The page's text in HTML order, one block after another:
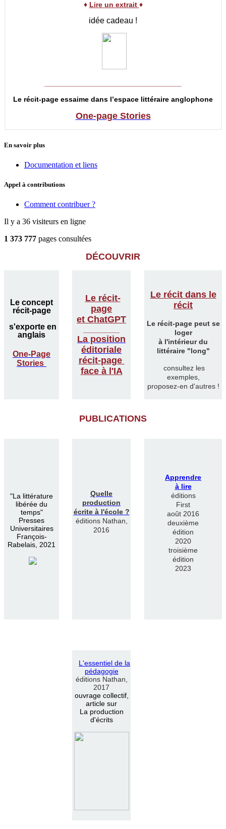
♦ Lire un extrait ♦
idée cadeau !
Le récit-page essaime dans l’espace littéraire anglophone
One-page Stories
En savoir plus
Documentation et liens
Appel à contributions
Comment contribuer ?
Il y a 36 visiteurs en ligne
1 373 777 pages consultées
DÉCOUVRIR
Le concept
récit-page
s'exporte en
anglais
One-Page
Stories
Le récit-
page
et ChatGPT
La position
éditoriale
récit-page
face à l'IA
Le récit dans le
récit
Le récit-page peut se
loger
à l'intérieur du
littéraire "long"
consultez les
exemples,
proposez-en d'autres !
PUBLICATIONS
"La littérature
libérée du
temps"
Presses
Universitaires
François-
Rabelais, 2021
Quelle
production
écrite à l'école ?
éditions Nathan,
2016
Apprendre
à lire
éditions
First
août 2016
deuxième
édition
2020
troisième
édition
2023
L'essentiel de la
pédagogie
éditions Nathan,
2017
ouvrage collectif,
article sur
La production
d'écrits